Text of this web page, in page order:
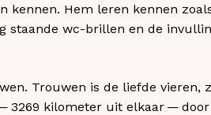
kennen. Hem leren kennen
staande wc-brillen en de
Trouwen is de liefde vieren,
3269 kilometer uit elkaar —